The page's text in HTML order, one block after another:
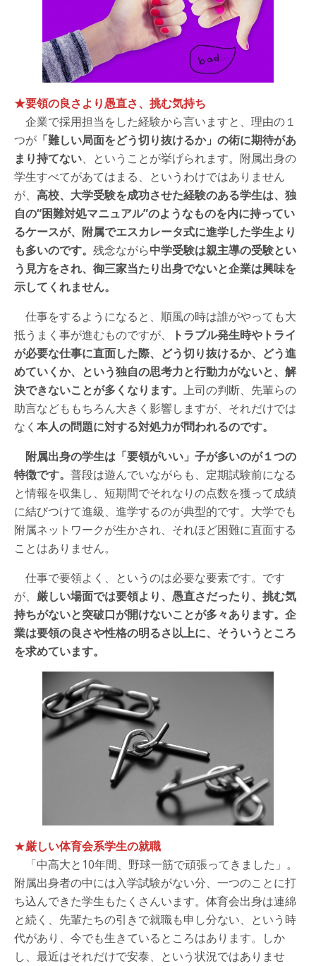
★要領の良さより愚直さ、挑む気持ち
企業で採用担当をした経験から言いますと、理由の１
つが 「難しい局面をどう切り抜けるか」の術に期待があ
まり持てない、ということが挙げられます。附属出身の
学生すべてがあてはまる、というわけではありません
が、 高校、大学受験を成功させた経験のある学生は、独
自の“困難対処マニュアル”のようなものを内に持ってい
るケースが、附属でエスカレータ式に進学した学生より
も多いのです。 残念ながら中学受験は親主導の受験とい
う見方をされ、御三家当たり出身でないと企業は興味を
示してくれません。
仕事をするようになると、順風の時は誰がやっても大
抵うまく事が進むものですが、
トラブル発生時やトライ
が必要な仕事に直面した際、どう切り抜けるか、どう進
めていくか、という独自の思考力と行動力がないと、解
決できないことが多くなります。 上司の判断、先輩らの
助言などももちろん大きく影響しますが、それだけでは
なく 本人の問題に対する対処力が問われるのです。
附属出身の学生は「要領がいい」子が多いのが１つの
特徴です。 普段は遊んでいながらも、定期試験前になる
と情報を収集し、短期間でそれなりの点数を獲って成績
に結びつけて進級、進学するのが典型的です。大学でも
附属ネットワークが生かされ、それほど困難に直面する
ことはありません。
仕事で要領よく、というのは必要な要素です。です
が、 厳しい場面では要領より、愚直さだったり、挑む気
持ちがないと突破口が開けないことが多々あります。企
業は要領の良さや性格の明るさ以上に、そういうところ
を求めています。
★厳しい体育会系学生の就職
「中高大と10年間、野球一筋で頑張ってきました」。
附属出身者の中には入学試験がない分、一つのことに打
ち込んできた学生もたくさんいます。体育会出身は連綿
と続く、先輩たちの引きで就職も申し分ない、という時
代があり、今でも生きているところはあります。しか
し、最近はそれだけで安泰、という状況ではありませ